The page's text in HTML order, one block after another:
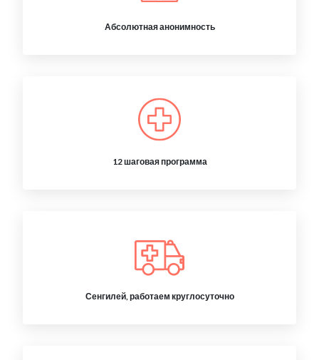
Абсолютная анонимность
12 шаговая программа
Сенгилей, работаем круглосуточно